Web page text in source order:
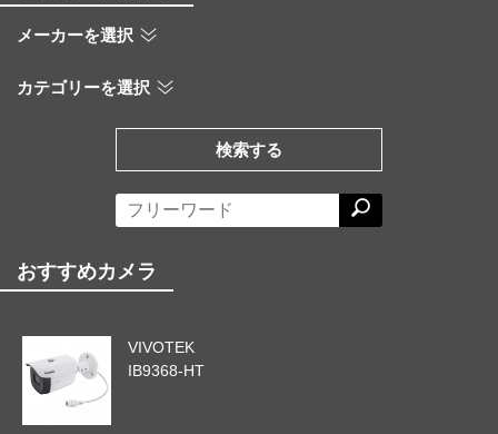
メーカーを選択
カテゴリーを選択
検索する
おすすめカメラ
VIVOTEK
IB9368-HT